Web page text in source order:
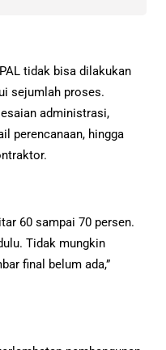
tidak bisa dilakukan
sejumlah proses.
administrasi,
perencanaan, hingga
60 sampai 70 persen.
Tidak mungkin
final belum ada,”